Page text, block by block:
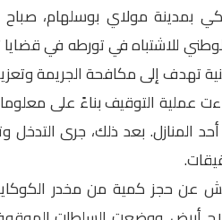
بمدينة مولاي بوسلهام،
للاشتباه في تورطه في قضايا
تهدف إلى مكافحة الجريمة
عملية التوقيف بناءً على
المنازل. بعد ذلك، جرى التدخل
عن حجز كمية من مخدر